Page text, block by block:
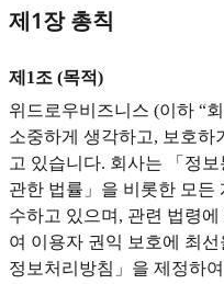
제1장 총칙
제1조 (목적)
위드로우비즈니스 (이하 “
소중하게 생각하고, 보호하
고 있습니다. 회사는 「정
관한 법률」을 비롯한 모든
수하고 있으며, 관련 법령
여 이용자 권익 보호에 최
정보처리방침」을 제정하